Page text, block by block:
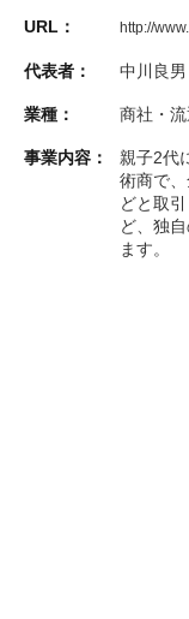
URL： http://
代表者： 中川良男
業種： 商社・
事業内容：
親子2代
術商で
どと取
ど、独
ます。